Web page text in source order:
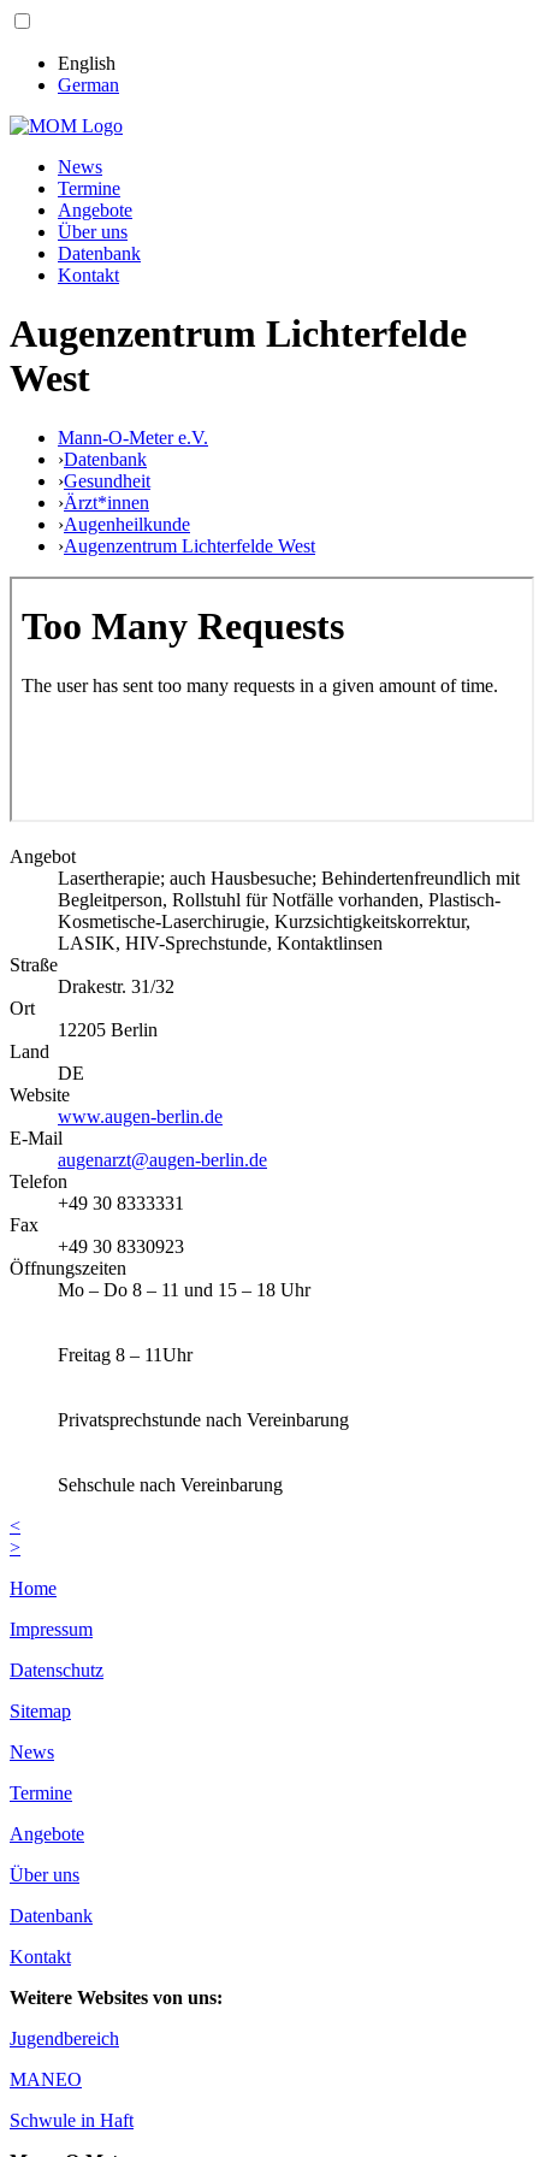
English
German
News
Termine
Angebote
Über uns
Datenbank
Kontakt
Augenzentrum Lichterfelde
West
Mann-O-Meter e.V.
›Datenbank
›Gesundheit
›Ärzt*innen
›Augenheilkunde
›Augenzentrum Lichterfelde West
Angebot
Lasertherapie; auch Hausbesuche; Behindertenfreundlich mit
Begleitperson, Rollstuhl für Notfälle vorhanden, Plastisch-
Kosmetische-Laserchirugie, Kurzsichtigkeitskorrektur,
LASIK, HIV-Sprechstunde, Kontaktlinsen
Straße
Drakestr. 31/32
Ort
12205 Berlin
Land
DE
Website
www.augen-berlin.de
E-Mail
augenarzt@augen-berlin.de
Telefon
+49 30 8333331
Fax
+49 30 8330923
Öffnungszeiten
Mo – Do 8 – 11 und 15 – 18 Uhr
Freitag 8 – 11Uhr
Privatsprechstunde nach Vereinbarung
Sehschule nach Vereinbarung
<
>
Home
Impressum
Datenschutz
Sitemap
News
Termine
Angebote
Über uns
Datenbank
Kontakt
Weitere Websites von uns:
Jugendbereich
MANEO
Schwule in Haft